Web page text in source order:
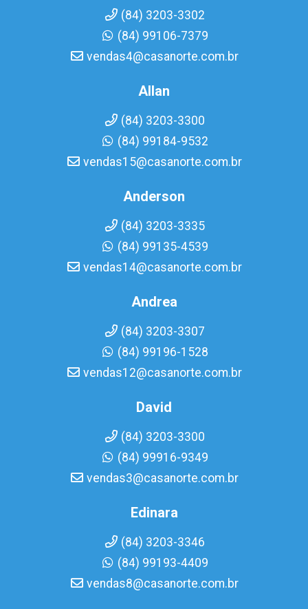
(84) 3203-3302
(84) 99106-7379
vendas4@casanorte.com.br
Allan
(84) 3203-3300
(84) 99184-9532
vendas15@casanorte.com.br
Anderson
(84) 3203-3335
(84) 99135-4539
vendas14@casanorte.com.br
Andrea
(84) 3203-3307
(84) 99196-1528
vendas12@casanorte.com.br
David
(84) 3203-3300
(84) 99916-9349
vendas3@casanorte.com.br
Edinara
(84) 3203-3346
(84) 99193-4409
vendas8@casanorte.com.br